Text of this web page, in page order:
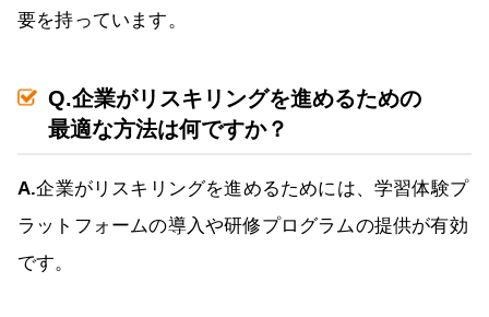
要を持っています。
Q.企業がリスキリングを進めるための
最適な方法は何ですか？
A.企業がリスキリングを進めるためには、学習体験プ
ラットフォームの導入や研修プログラムの提供が有効
です。